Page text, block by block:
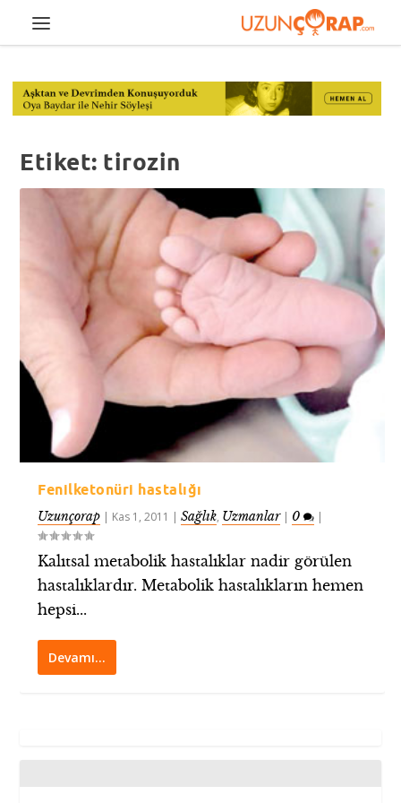
Etiket: tirozin
Fenilketonüri hastalığı
Uzunçorap | Kas 1, 2011 |Sağlık, Uzmanlar| 0 |
Kalıtsal metabolik hastalıklar nadir görülen
hastalıklardır. Metabolik hastalıkların hemen
hepsi...
Devamı…